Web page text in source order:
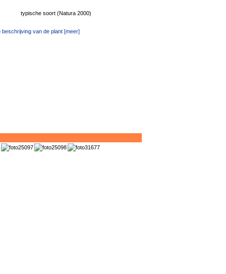
typische soort (Natura 2000)
beschrijving van de plant [meer]